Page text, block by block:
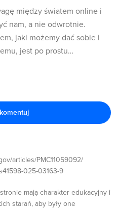
między światem online i
nam, a nie odwrotnie.
jaki możemy dać sobie i
jest po prostu…
articles/PMC11059092/
025-03163-9
mają charakter edukacyjny i
starań, aby były one